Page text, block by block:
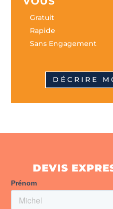
Gratuit
Rapide
Sans Engagement
DÉCRIRE
DEVIS